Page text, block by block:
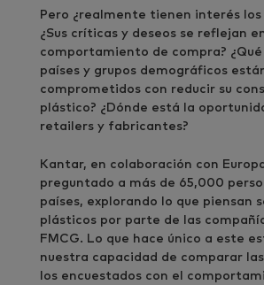
Pero ¿realmente tienen interés los
¿Sus críticas y deseos se reflejan
comportamiento de compra? ¿Qué
países y grupos demográficos
comprometidos con reducir su
plástico? ¿Dónde está la
retailers y fabricantes?
Kantar, en colaboración con
preguntado a más de 65,000
países, explorando lo que piensan
plásticos por parte de las
FMCG. Lo que hace único a este
nuestra capacidad de comparar
los encuestados con el